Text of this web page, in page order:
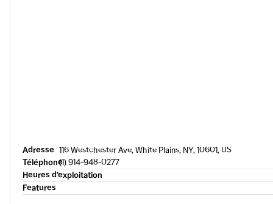
Adresse 116 Westchester Ave, White Plains, NY, 10601, US
Téléphone(1) 914-948-0277
Heures d’exploitation
Features